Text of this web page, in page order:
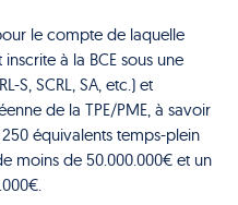
le compte de laquelle
à la BCE sous une
S, SCRL, SA, etc.) et
de la TPE/PME, à savoir
équivalents temps-plein
moins de 50.000.000€ et un